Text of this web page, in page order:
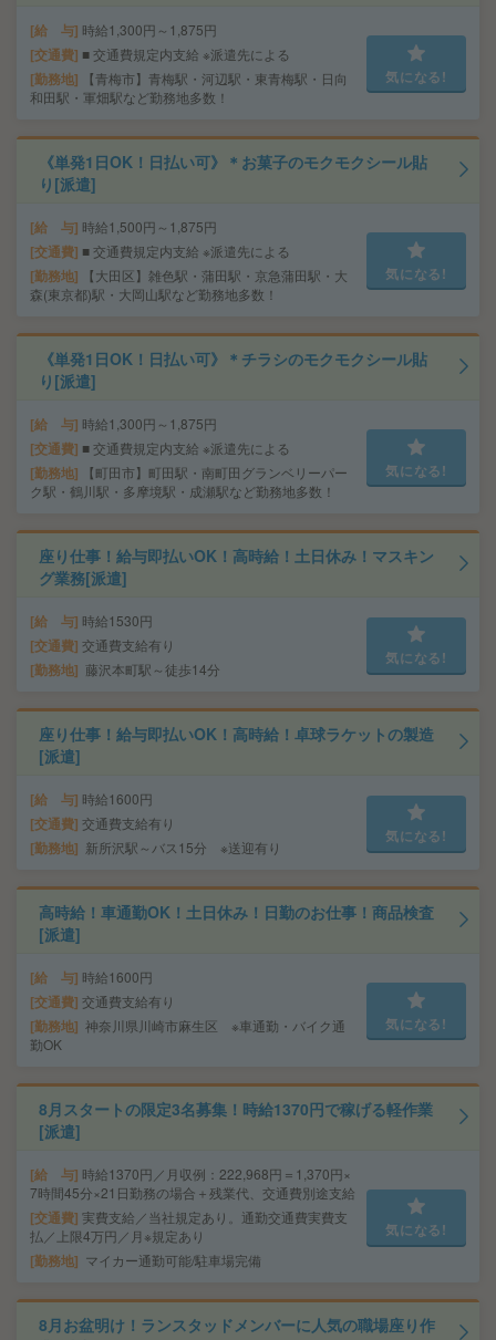
給 与 時給1,300円～1,875円
交通費 ■ 交通費規定内支給 ※派遣先による
勤務地
【青梅市】青梅駅・河辺駅・東青梅駅・日向
和田駅・軍畑駅など勤務地多数！
気になる!
《単発1日OK！日払い可》＊お菓子のモクモクシール貼
り[派遣]
給 与 時給1,500円～1,875円
交通費 ■ 交通費規定内支給 ※派遣先による
勤務地
【大田区】雑色駅・蒲田駅・京急蒲田駅・大
森(東京都)駅・大岡山駅など勤務地多数！
気になる!
《単発1日OK！日払い可》＊チラシのモクモクシール貼
り[派遣]
給 与 時給1,300円～1,875円
交通費 ■ 交通費規定内支給 ※派遣先による
勤務地
【町田市】町田駅・南町田グランベリーパー
ク駅・鶴川駅・多摩境駅・成瀬駅など勤務地多数！
気になる!
座り仕事！給与即払いOK！高時給！土日休み！マスキン
グ業務[派遣]
給 与 時給1530円
交通費 交通費支給有り
勤務地 藤沢本町駅～徒歩14分
気になる!
座り仕事！給与即払いOK！高時給！卓球ラケットの製造
[派遣]
給 与 時給1600円
交通費 交通費支給有り
勤務地 新所沢駅～バス15分 ※送迎有り
気になる!
高時給！車通勤OK！土日休み！日勤のお仕事！商品検査
[派遣]
給 与 時給1600円
交通費 交通費支給有り
勤務地 神奈川県川崎市麻生区 ※車通勤・バイク通
勤OK
気になる!
8月スタートの限定3名募集！時給1370円で稼げる軽作業
[派遣]
給 与 時給1370円／月収例：222,968円＝1,370円×
7時間45分×21日勤務の場合＋残業代、交通費別途支給
交通費 実費支給／当社規定あり。通勤交通費実費支
払／上限4万円／月※規定あり
勤務地 マイカー通勤可能/駐車場完備
気になる!
8月お盆明け！ランスタッドメンバーに人気の職場座り作